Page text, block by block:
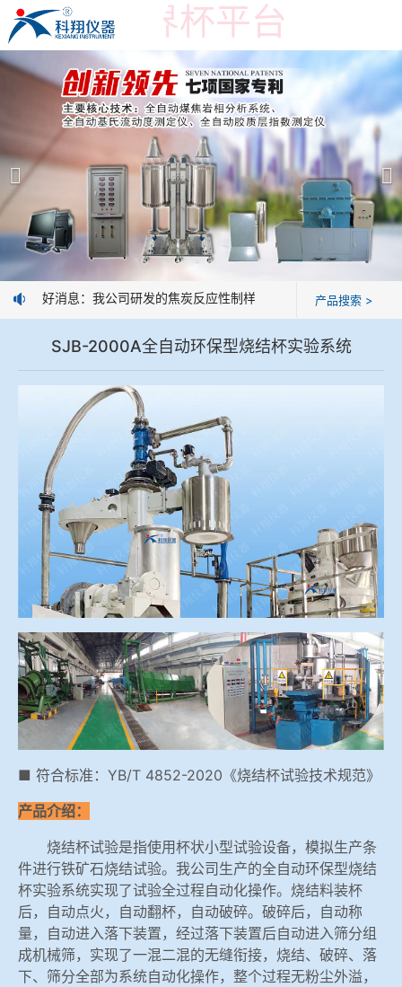
在线买世界杯平台
在线买世界杯平台
产品展示 ＞
焦炭高温性能检测系统
焦化行业检测及优化配煤设备
球团矿/烧结矿/块矿高温冶金性能检测系统
烧结/球团优化配矿研究设备
高炉配吹煤检测设备
冶金渣、保护渣等高温物性检测设备
冶金石灰活性度测定仪
矿石、焦炭物理检测及制样设备
工业分析、测硫仪等
公司简介
在线买世界杯平台
企业业绩
技术交流
视频观赏
标准下载
企业荣誉
在线买世界杯平台
好消息：我公司研发的焦炭反应性制样系统，全部制样过程机
产品搜索 >
SJB-2000A全自动环保型烧结杯实验系统
■ 符合标准：YB/T 4852-2020《烧结杯试验技术规范》
产品介绍：
烧结杯试验是指使用杯状小型试验设备，模拟生产条
件进行铁矿石烧结试验。我公司生产的全自动环保型烧结
杯实验系统实现了试验全过程自动化操作。烧结料装杯
后，自动点火，自动翻杯，自动破碎。破碎后，自动称
量，自动进入落下装置，经过落下装置后自动进入筛分组
成机械筛，实现了一混二混的无缝衔接，烧结、破碎、落
下、筛分全部为系统自动化操作，整个过程无粉尘外溢，